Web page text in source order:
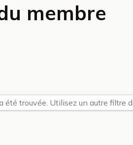
membre
été trouvée. Utilisez un autre filtre